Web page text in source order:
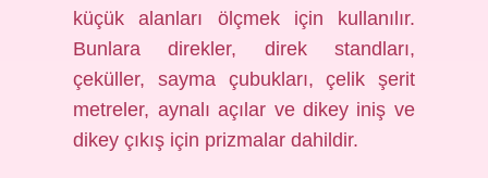
küçük alanları ölçmek için kullanılır.
Bunlara direkler, direk standları,
çeküller, sayma çubukları, çelik şerit
metreler, aynalı açılar ve dikey iniş ve
dikey çıkış için prizmalar dahildir.